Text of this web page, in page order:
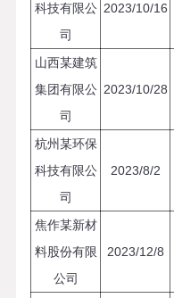
科技有限公
司
2023/10/16
山西某建筑
集团有限公
司
2023/10/28
杭州某环保
科技有限公
司
2023/8/2
焦作某新材
料股份有限
公司
2023/12/8